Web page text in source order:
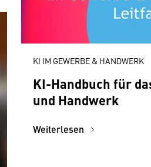
KI IM GEWERBE & HANDWERK
KI-Handbuch für
und Handwerk
Weiterlesen